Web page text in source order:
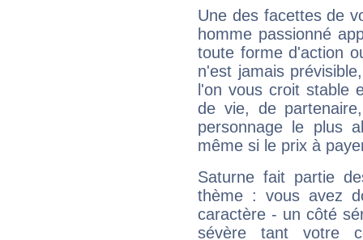
Une des facettes de
homme passionné
toute forme d'action
n'est jamais
l'on vous croit stable
de vie, de
personnage le plus
même si le prix à
Saturne fait partie
thème : vous avez
caractère - un côté
sévère tant votre